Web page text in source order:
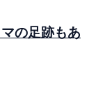
の足跡もあ